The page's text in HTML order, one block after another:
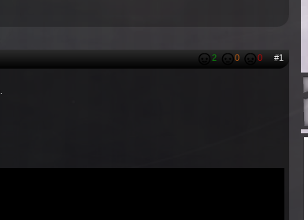
2
0 0 #1